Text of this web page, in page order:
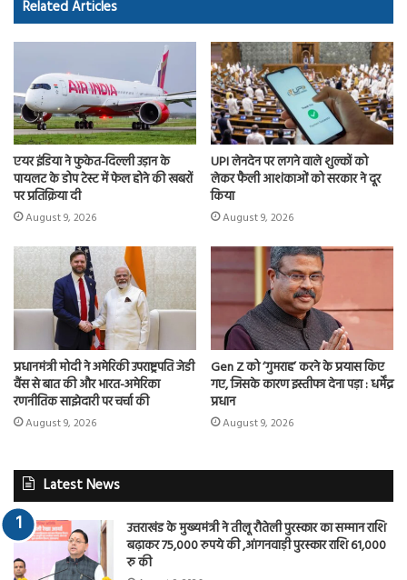
oko
Related Articles
एयर इंडिया ने फुकेत-दिल्ली उड़ान के
पायलट के डोप टेस्ट में फेल होने की खबरों
पर प्रतिक्रिया दी
August 9, 2026
UPI लेनदेन पर लगने वाले शुल्कों को
लेकर फैली आशंकाओं को सरकार ने दूर
किया
August 9, 2026
प्रधानमंत्री मोदी ने अमेरिकी उपराष्ट्रपति जेडी
वैंस से बात की और भारत-अमेरिका
रणनीतिक साझेदारी पर चर्चा की
August 9, 2026
Gen Z को ‘गुमराह’ करने के प्रयास किए
गए, जिसके कारण इस्तीफा देना पड़ा : धर्मेंद्र
प्रधान
August 9, 2026
Latest News
उत्तराखंड के मुख्यमंत्री ने तीलू रौतेली पुरस्कार का सम्मान राशि
बढ़ाकर 75,000 रुपये की ,आंगनवाड़ी पुरस्कार राशि 61,000
रु की